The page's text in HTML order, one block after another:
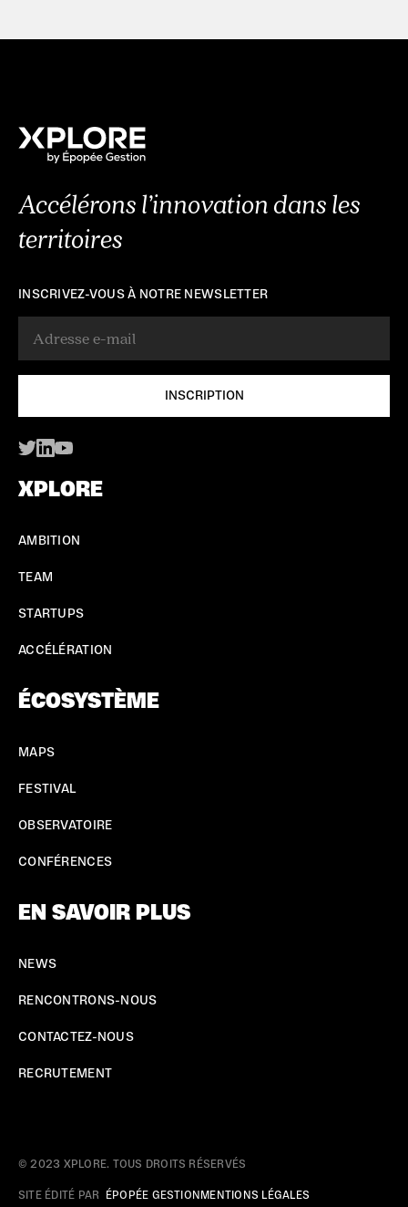
Accélérons l’innovation dans les
territoires
INSCRIVEZ-VOUS À NOTRE NEWSLETTER
XPLORE
AMBITION
TEAM
STARTUPS
ACCÉLÉRATION
ÉCOSYSTÈME
MAPS
FESTIVAL
OBSERVATOIRE
CONFÉRENCES
EN SAVOIR PLUS
NEWS
RENCONTRONS-NOUS
CONTACTEZ-NOUS
RECRUTEMENT
© 2023 XPLORE. TOUS DROITS RÉSERVÉS
SITE ÉDITÉ PAR ÉPOPÉE GESTION MENTIONS LÉGALES